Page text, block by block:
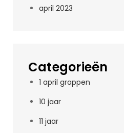
april 2023
Categorieën
1 april grappen
10 jaar
11 jaar